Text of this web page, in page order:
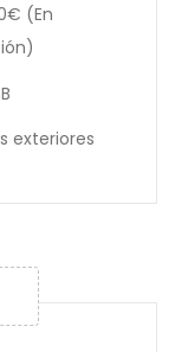
(En
exteriores